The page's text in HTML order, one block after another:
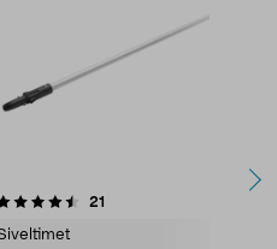
21
4.5 viidestä